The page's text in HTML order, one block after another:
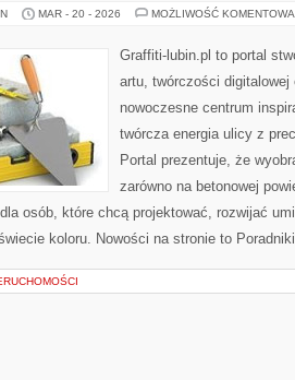
MAR - 20 - 2026 MOŻLIWOŚĆ
Graffiti-lubin.pl to portal
artu, twórczości
nowoczesne centrum
twórcza energia ulicy z
Portal prezentuje, że
zarówno na betonowej
osób, które chcą projektować, rozwijać
koloru. Nowości na stronie to